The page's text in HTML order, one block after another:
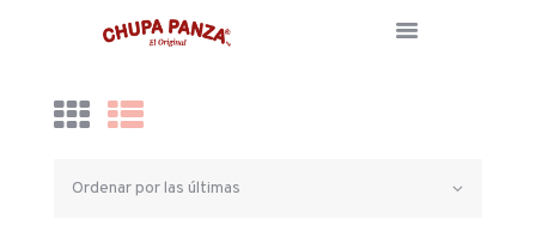
NOSOTROS